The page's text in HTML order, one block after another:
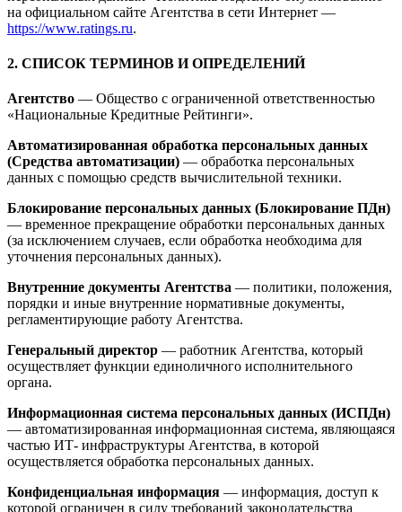
на официальном сайте Агентства в сети Интернет —
https://www.ratings.ru.
2. СПИСОК ТЕРМИНОВ И ОПРЕДЕЛЕНИЙ
Агентство — Общество с ограниченной ответственностью
«Национальные Кредитные Рейтинги».
Автоматизированная обработка персональных данных
(Средства автоматизации) — обработка персональных
данных с помощью средств вычислительной техники.
Блокирование персональных данных (Блокирование ПДн)
— временное прекращение обработки персональных данных
(за исключением случаев, если обработка необходима для
уточнения персональных данных).
Внутренние документы Агентства — политики, положения,
порядки и иные внутренние нормативные документы,
регламентирующие работу Агентства.
Генеральный директор — работник Агентства, который
осуществляет функции единоличного исполнительного
органа.
Информационная система персональных данных (ИСПДн)
— автоматизированная информационная система, являющаяся
частью ИТ- инфраструктуры Агентства, в которой
осуществляется обработка персональных данных.
Конфиденциальная информация — информация, доступ к
которой ограничен в силу требований законодательства